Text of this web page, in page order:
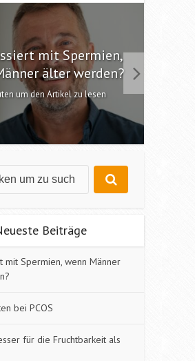
mit Spermien,
älter werden?
um den Artikel zu lesen
Beiträge
mit Spermien, wenn Männer
bei PCOS
für die Fruchtbarkeit als